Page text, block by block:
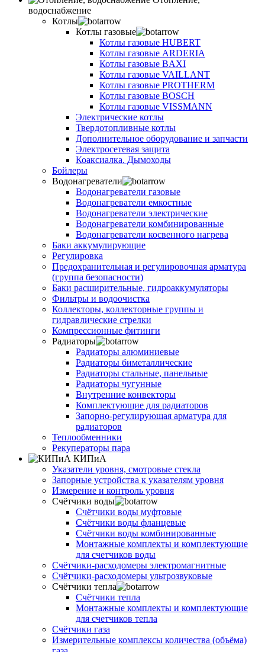
водоснабжение
Котлы
Котлы газовые
Котлы газовые HUBERT
Котлы газовые ARDERIA
Котлы газовые BAXI
Котлы газовые VAILLANT
Котлы газовые PROTHERM
Котлы газовые BOSCH
Котлы газовые VISSMANN
Электрические котлы
Твердотопливные котлы
Дополнительное оборудование и запчасти
Электросетевая защита
Коаксиалка. Дымоходы
Бойлеры
Водонагреватели
Водонагреватели газовые
Водонагреватели емкостные
Водонагреватели электрические
Водонагреватели комбинированные
Водонагреватели косвенного нагрева
Баки аккумулирующие
Регулировка
Предохранительная и регулировочная арматура
(группа безопасности)
Баки расширительные, гидроаккумуляторы
Фильтры и водоочистка
Коллекторы, коллекторные группы и
гидравлические стрелки
Компрессионные фитинги
Радиаторы
Радиаторы алюминиевые
Радиаторы биметаллические
Радиаторы стальные, панельные
Радиаторы чугунные
Внутренние конвекторы
Комплектующие для радиаторов
Запорно-регулирующая арматура для
радиаторов
Теплообменники
Рекуператоры пара
КИПиА
Указатели уровня, смотровые стекла
Запорные устройства к указателям уровня
Измерение и контроль уровня
Счётчики воды
Счётчики воды муфтовые
Счётчики воды фланцевые
Счётчики воды комбинированные
Монтажные комплекты и комплектующие
для счетчиков воды
Счётчики-расходомеры электромагнитные
Счётчики-расходомеры ультрозвуковые
Счётчики тепла
Счётчики тепла
Монтажные комплекты и комплектующие
для счетчиков тепла
Счётчики газа
Измерительные комплексы количества (объёма)